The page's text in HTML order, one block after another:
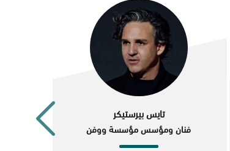
تايس بيرستيكر
فنان ومؤسس مؤسسة ووفن